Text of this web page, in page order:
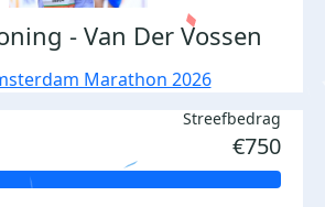
- Van Der Vossen
Marathon 2026
Streefbedrag
€750